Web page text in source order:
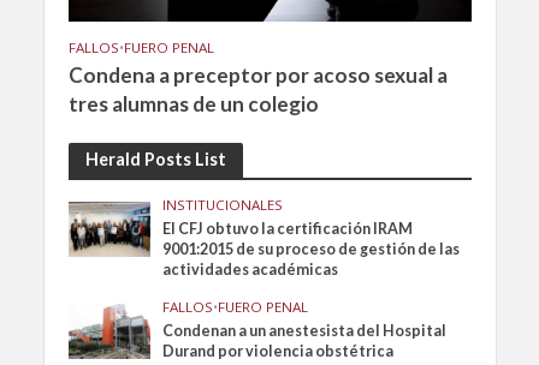
FALLOS•FUERO PENAL
Condena a preceptor por acoso sexual a
tres alumnas de un colegio
Herald Posts List
INSTITUCIONALES
El CFJ obtuvo la certificación IRAM
9001:2015 de su proceso de gestión de las
actividades académicas
FALLOS•FUERO PENAL
Condenan a un anestesista del Hospital
Durand por violencia obstétrica